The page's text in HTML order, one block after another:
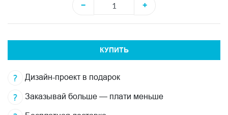
−
+
КУПИТЬ
Дизайн-проект в подарок
Заказывай больше — плати меньше